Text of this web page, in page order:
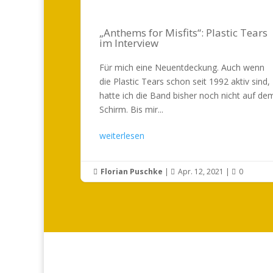
„Anthems for Misfits“: Plastic Tears
im Interview
Für mich eine Neuentdeckung. Auch wenn
die Plastic Tears schon seit 1992 aktiv sind,
hatte ich die Band bisher noch nicht auf
Schirm. Bis mir...
weiterlesen
 Florian Puschke |  Apr. 12, 2021 |  0